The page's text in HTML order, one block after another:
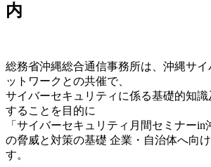
内
総務省沖縄総合通信事務所は、沖縄サ
ットワークとの共催で、
サイバーセキュリティに係る基礎的知
することを目的に
「サイバーセキュリティ月間セミナー
の脅威と対策の基礎 企業・自治体へ向
す。